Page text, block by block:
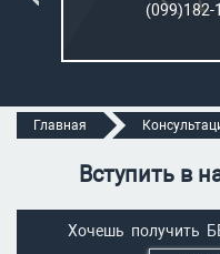
(099)182-
Главная
Вступить в
Хочешь получить